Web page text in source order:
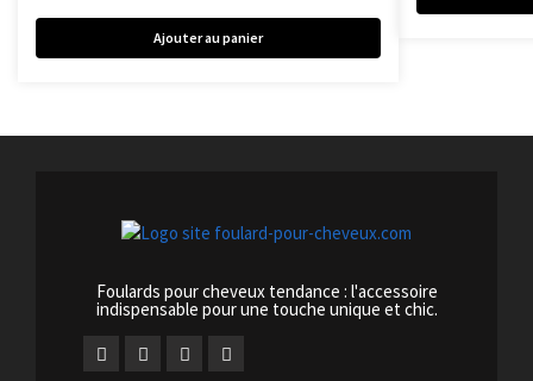
Ajouter au panier
Foulards pour cheveux tendance : l'accessoire
indispensable pour une touche unique et chic.